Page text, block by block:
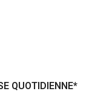
QUOTIDIENNE*